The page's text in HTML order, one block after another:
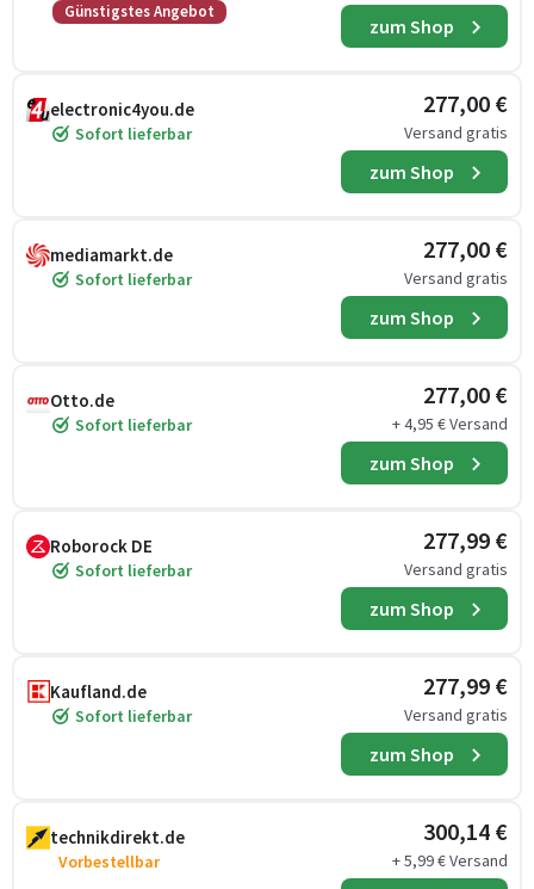
Günstigstes Angebot
zum Shop
electronic4you.de
Sofort lieferbar
277,00 €
Versand gratis
zum Shop
mediamarkt.de
Sofort lieferbar
277,00 €
Versand gratis
zum Shop
Otto.de
Sofort lieferbar
277,00 €
+ 4,95 € Versand
zum Shop
Roborock DE
Sofort lieferbar
277,99 €
Versand gratis
zum Shop
Kaufland.de
Sofort lieferbar
277,99 €
Versand gratis
zum Shop
technikdirekt.de
Vorbestellbar
300,14 €
+ 5,99 € Versand